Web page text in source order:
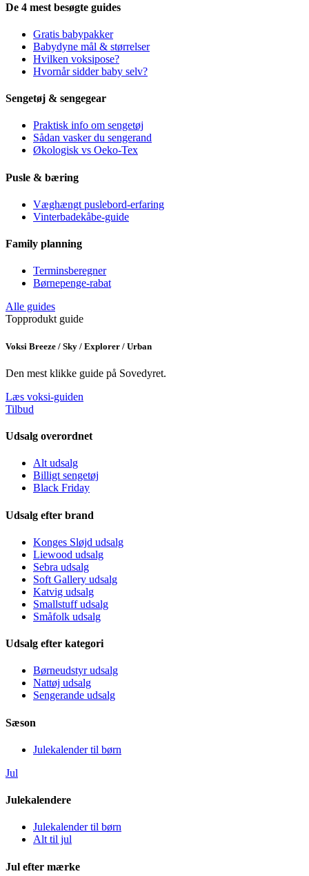
De 4 mest besøgte guides
Gratis babypakker
Babydyne mål & størrelser
Hvilken voksipose?
Hvornår sidder baby selv?
Sengetøj & sengegear
Praktisk info om sengetøj
Sådan vasker du sengerand
Økologisk vs Oeko-Tex
Pusle & bæring
Væghængt puslebord-erfaring
Vinterbadekåbe-guide
Family planning
Terminsberegner
Børnepenge-rabat
Alle guides
Topprodukt guide
Voksi Breeze / Sky / Explorer / Urban
Den mest klikke guide på Sovedyret.
Læs voksi-guiden
Tilbud
Udsalg overordnet
Alt udsalg
Billigt sengetøj
Black Friday
Udsalg efter brand
Konges Sløjd udsalg
Liewood udsalg
Sebra udsalg
Soft Gallery udsalg
Katvig udsalg
Smallstuff udsalg
Småfolk udsalg
Udsalg efter kategori
Børneudstyr udsalg
Nattøj udsalg
Sengerande udsalg
Sæson
Julekalender til børn
Jul
Julekalendere
Julekalender til børn
Alt til jul
Jul efter mærke